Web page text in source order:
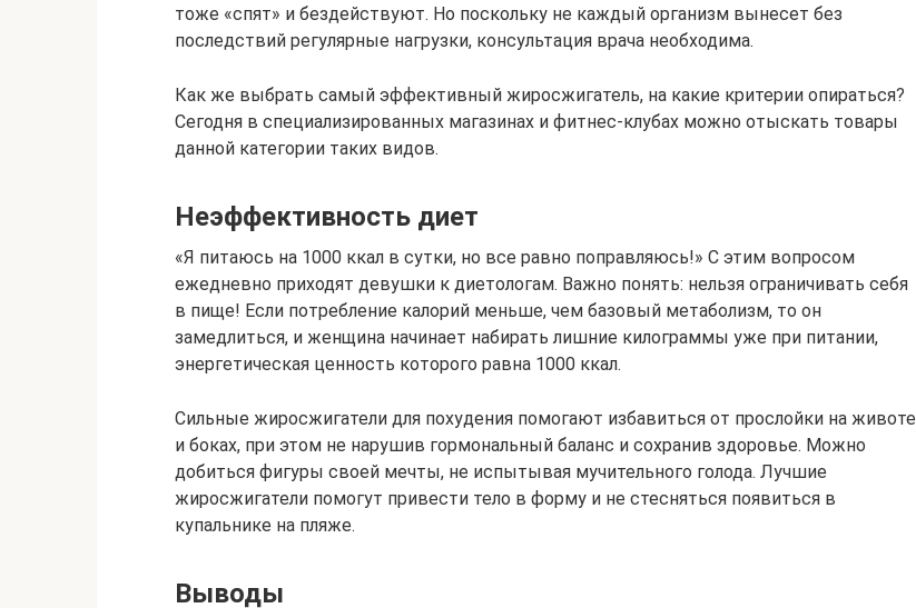
тоже «спят» и бездействуют. Но поскольку не каждый организм вынесет без
последствий регулярные нагрузки, консультация врача необходима.
Как же выбрать самый эффективный жиросжигатель, на какие критерии опираться?
Сегодня в специализированных магазинах и фитнес-клубах можно отыскать товары
данной категории таких видов.
Неэффективность диет
«Я питаюсь на 1000 ккал в сутки, но все равно поправляюсь!» С этим вопросом
ежедневно приходят девушки к диетологам. Важно понять: нельзя ограничивать себя
в пище! Если потребление калорий меньше, чем базовый метаболизм, то он
замедлиться, и женщина начинает набирать лишние килограммы уже при питании,
энергетическая ценность которого равна 1000 ккал.
Сильные жиросжигатели для похудения помогают избавиться от прослойки на животе
и боках, при этом не нарушив гормональный баланс и сохранив здоровье. Можно
добиться фигуры своей мечты, не испытывая мучительного голода. Лучшие
жиросжигатели помогут привести тело в форму и не стесняться появиться в
купальнике на пляже.
Выводы